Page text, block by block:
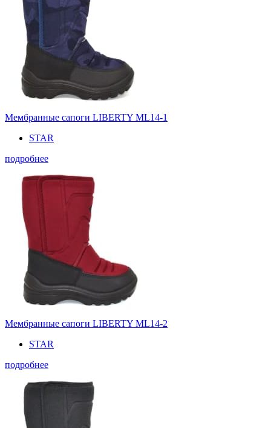
Мембранные сапоги LIBERTY ML14-1
STAR
подробнее
Мембранные сапоги LIBERTY ML14-2
STAR
подробнее